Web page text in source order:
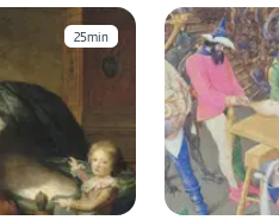
25min